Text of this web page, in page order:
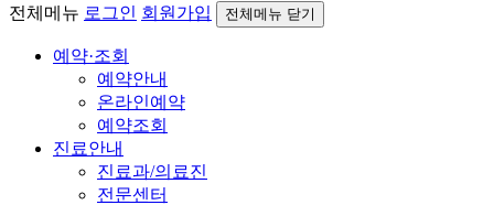
전체메뉴 로그인 회원가입 전체메뉴 닫기
예약·조회
예약안내
온라인예약
예약조회
진료안내
진료과/의료진
전문센터